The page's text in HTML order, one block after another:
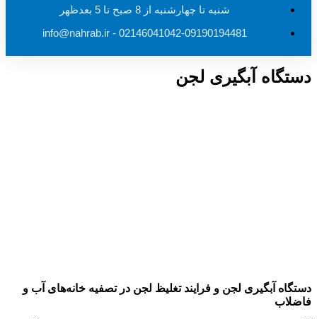
شنبه تا چهارشنبه از 8 صبح تا 5 بعدظهر
02146041042-09190194481 -
info@nahrab.ir
دستگاه آبگیری لجن
دستگاه آبگیری لجن و فرایند تغلیظ لجن در تصفیه خانه‌های آب و
فاضلاب